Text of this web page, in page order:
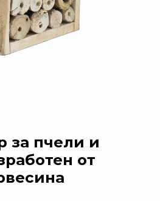
за пчели и
от